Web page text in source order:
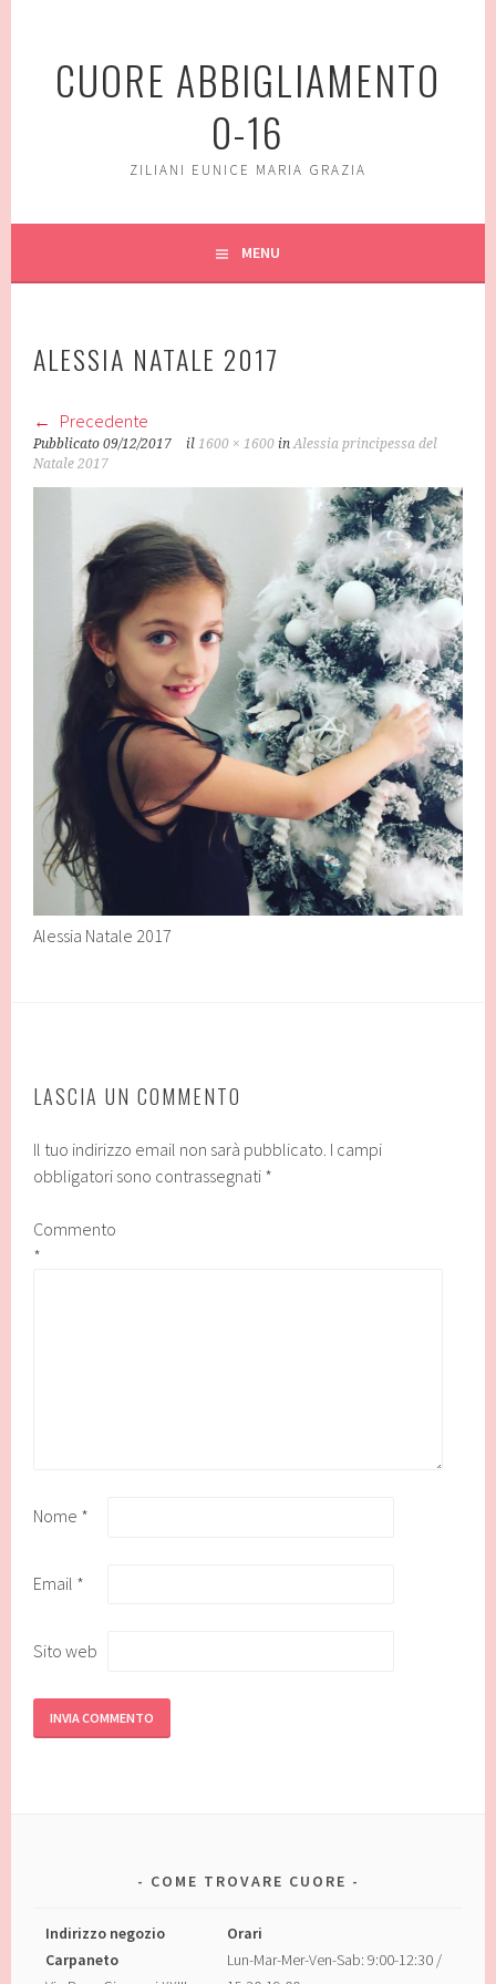
contenutoCUORE ABBIGLIAMENTO
0-16
ZILIANI EUNICE MARIA GRAZIA
MENU
ALESSIA NATALE 2017
Precedente
Pubblicato09/12/2017 il1600 × 1600 inAlessia principessa del
Natale 2017
Alessia Natale 2017
LASCIA UN COMMENTO
Il tuo indirizzo email non sarà pubblicato. I campi
obbligatori sono contrassegnati *
Commento
*
Nome *
Email *
Sito web
COME TROVARE CUORE
Indirizzo negozio
Carpaneto
Orari
Lun-Mar-Mer-Ven-Sab: 9:00-12:30 /